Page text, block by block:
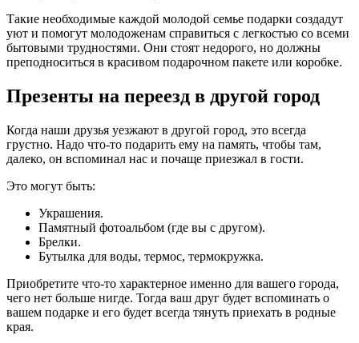
Такие необходимые каждой молодой семье подарки создадут
уют и помогут молодоженам справиться с легкостью со всеми
бытовыми трудностями. Они стоят недорого, но должны
преподноситься в красивом подарочном пакете или коробке.
Презенты на переезд в другой город
Когда наши друзья уезжают в другой город, это всегда
грустно. Надо что-то подарить ему на память, чтобы там,
далеко, он вспоминал нас и почаще приезжал в гости.
Это могут быть:
Украшения.
Памятный фотоальбом (где вы с другом).
Брелки.
Бутылка для воды, термос, термокружка.
Приобретите что-то характерное именно для вашего города,
чего нет больше нигде. Тогда ваш друг будет вспоминать о
вашем подарке и его будет всегда тянуть приехать в родные
края.